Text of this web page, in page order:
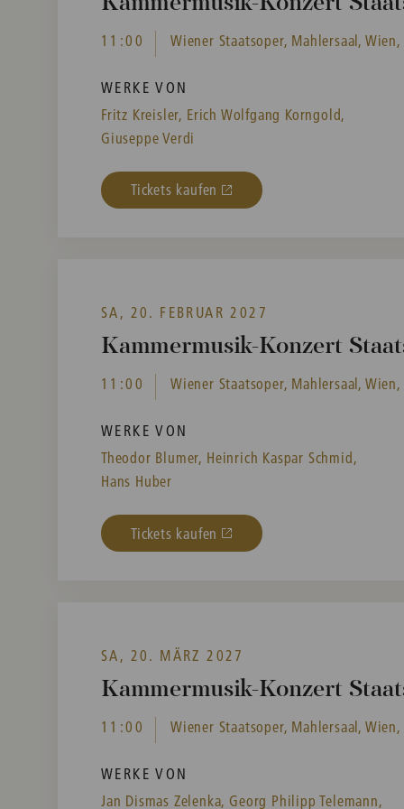
11:00 Wiener Staatsoper, Mahlersaal,
WERKE VON
Fritz Kreisler, Erich Wolfgang Korngold,
Giuseppe Verdi
Tickets kaufen
SA, 20. FEBRUAR 2027
Kammermusik-Konzert
11:00 Wiener Staatsoper, Mahlersaal,
WERKE VON
Theodor Blumer, Heinrich Kaspar Schmid,
Hans Huber
Tickets kaufen
SA, 20. MÄRZ 2027
Kammermusik-Konzert
11:00 Wiener Staatsoper, Mahlersaal,
WERKE VON
Jan Dismas Zelenka, Georg Philipp Telemann,